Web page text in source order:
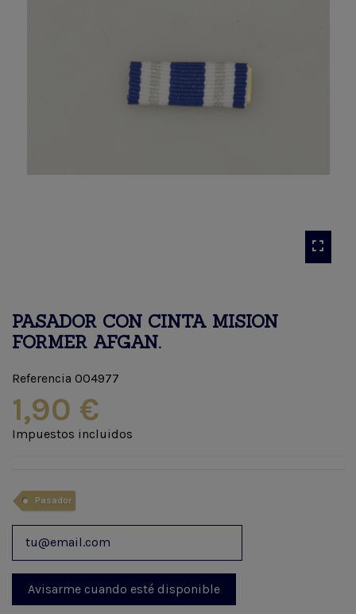
PASADOR CON CINTA MISION
FORMER AFGAN.
Referencia 004977
1,90 €
Impuestos incluidos
Pasador